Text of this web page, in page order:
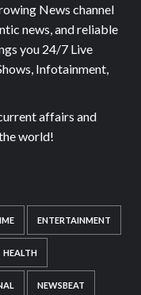
News channel
news, and reliable
you 24/7 Live
Infotainment,
affairs and
world!
ENTERTAINMENT
HEALTH
NEWSBEAT